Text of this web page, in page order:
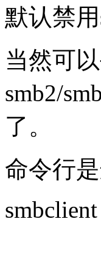
默认禁用
当然可
smb2/
了。
命令行